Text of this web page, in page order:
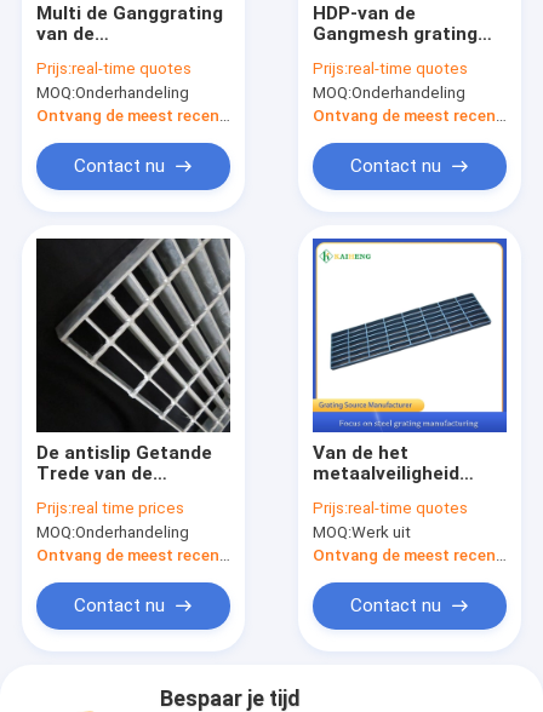
Multi de Ganggrating
van de
FRP Net Rode Gele
Blauwgroen
Prijs:real-time quotes
MOQ:Onderhandeling
Contact nu
HDP-van de
Gangmesh grating
het Metaalstaal de
Partijbevloering
Prijs:real-time quotes
MOQ:Onderhandeling
Contact nu
De antislip Getande
Trede van de
betreedt
Corrosiebestendig
Prijs:real time prices
MOQ:Onderhandeling
Ontvang de meest recente Prijs
Contact nu
Van de het
metaalveiligheid
ladderstap de Trede
van de het
Staalrooster
Model
Prijs:real-time quotes
MOQ:Werk uit
Ontvang de meest recente Prijs
Contact nu
Bespaar je tijd